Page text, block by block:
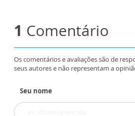
1 Comentário
Os comentários e avaliações são de
seus autores e não representam a
Seu nome